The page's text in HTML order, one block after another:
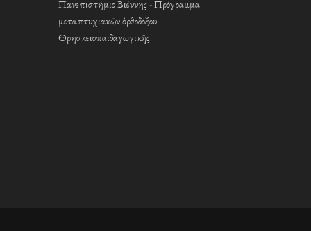
Πανεπιστήμιο Βιέννης - Πρόγραμμα
μεταπτυχιακῶν ὀρθοδόξου
Θρησκειοπαιδαγωγικῆς